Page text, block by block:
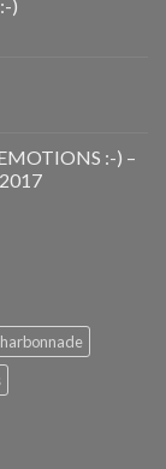
)
:-) –